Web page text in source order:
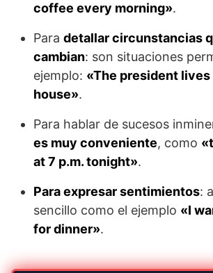
coffee every morning».
Para detallar circunstancias
cambian: son situaciones
ejemplo: «The president lives
house».
Para hablar de sucesos
es muy conveniente, como
at 7 p.m. tonight».
Para expresar sentimientos:
sencillo como el ejemplo «I
for dinner».